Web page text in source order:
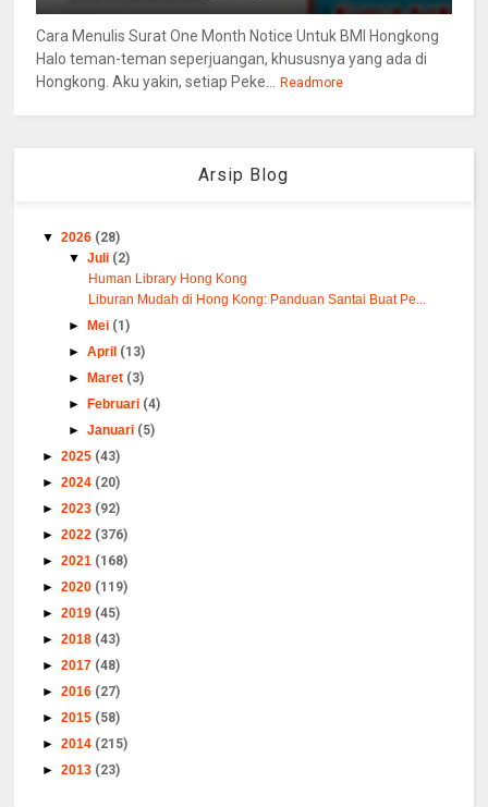
Cara Menulis Surat One Month Notice Untuk BMI Hongkong
Halo teman-teman seperjuangan, khususnya yang ada di
Hongkong. Aku yakin, setiap Peke... Readmore
Arsip Blog
▼2026 (28)
▼Juli (2)
Human Library Hong Kong
Liburan Mudah di Hong Kong: Panduan Santai Buat Pe...
►
Mei (1)
►April (13)
►
Maret (3)
►
Februari (4)
►Januari (5)
►2025 (43)
►2024 (20)
►2023 (92)
►2022 (376)
►2021 (168)
►2020 (119)
►2019 (45)
►2018 (43)
►2017 (48)
►2016 (27)
►2015 (58)
►2014 (215)
►2013 (23)